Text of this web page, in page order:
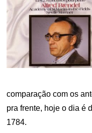
comparação com os
pra frente, hoje o dia é
1784.